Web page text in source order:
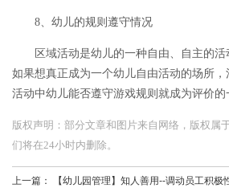
8、幼儿的规则遵守情况
区域活动是幼儿的一种自由、自主的
如果想真正成为一个幼儿自由活动的场所
活动中幼儿能否遵守游戏规则就成为评价的
版权声明：部分文章和图片来自网络，版权属
们将在24小时内删除。
上一篇：
【幼儿园管理】知人善用--调动员工积极